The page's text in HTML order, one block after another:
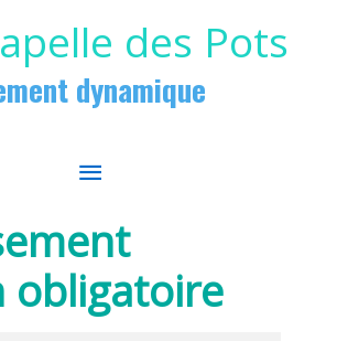
des Pots
dynamique
MENU
PRINCIPAL
obligatoire